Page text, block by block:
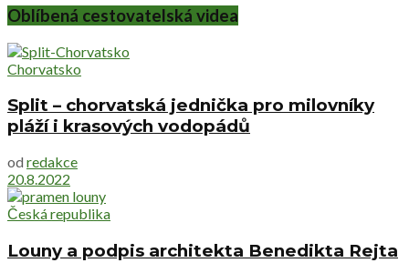
Oblíbená cestovatelská videa
Chorvatsko
Split – chorvatská jednička pro milovníky
pláží i krasových vodopádů
od redakce
20.8.2022
Česká republika
Louny a podpis architekta Benedikta Rejta